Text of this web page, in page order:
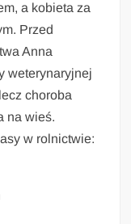
a kobieta za
Przed
Anna
weterynaryjnej
choroba
na wieś.
w rolnictwie: